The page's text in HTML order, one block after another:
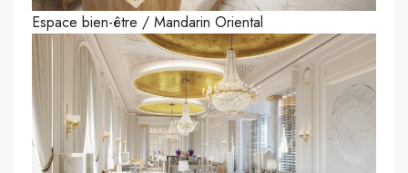
Espace bien-être / Mandarin Oriental